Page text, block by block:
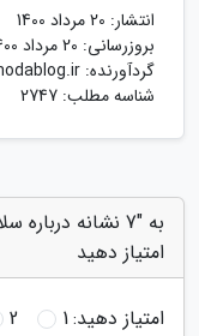
انتشار: 20 مرداد 1400
بروزرسانی: 20 مرداد 1400
گردآورنده:
شناسه مطلب: 2747
به "7 نشانه
امتیاز دهید
امتیاز دهید:1
2